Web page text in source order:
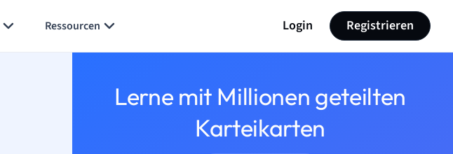
Ressourcen Login Registrieren
Lerne mit Millionen geteilten
Karteikarten